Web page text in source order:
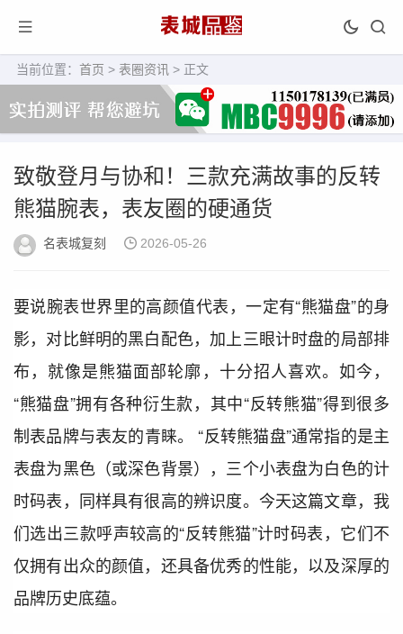
当前位置： 首页 > 表圈资讯 > 正文
致敬登月与协和！三款充满故事的反转
熊猫腕表，表友圈的硬通货
名表城复刻 2026-05-26
要说腕表世界里的高颜值代表，一定有“熊猫盘”的身
影，对比鲜明的黑白配色，加上三眼计时盘的局部排
布，就像是熊猫面部轮廓，十分招人喜欢。如今，
“熊猫盘”拥有各种衍生款，其中“反转熊猫”得到很多
制表品牌与表友的青睐。 “反转熊猫盘”通常指的是主
表盘为黑色（或深色背景），三个小表盘为白色的计
时码表，同样具有很高的辨识度。今天这篇文章，我
们选出三款呼声较高的“反转熊猫”计时码表，它们不
仅拥有出众的颜值，还具备优秀的性能，以及深厚的
品牌历史底蕴。